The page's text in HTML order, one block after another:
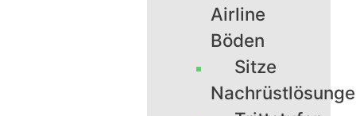
Airline
Böden
Sitze